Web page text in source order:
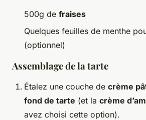
500g de fraises
Quelques feuilles de menthe
(optionnel)
Assemblage de la tarte
Étalez une couche de crème
fond de tarte (et la crème
avez choisi cette option).